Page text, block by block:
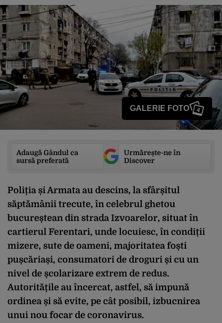
GALERIE FOTO 4
Adaugă Gândul ca
sursă preferată
Urmărește-ne în
Discover
Poliția și Armata au descins, la sfârșitul
săptămânii trecute, în celebrul ghetou
bucureștean din strada Izvoarelor, situat în
cartierul Ferentari, unde locuiesc, în condiții
mizere, sute de oameni, majoritatea foști
pușcăriași, consumatori de droguri și cu un
nivel de școlarizare extrem de redus.
Autoritățile au încercat, astfel, să impună
ordinea și să evite, pe cât posibil, izbucnirea
unui nou focar de coronavirus.